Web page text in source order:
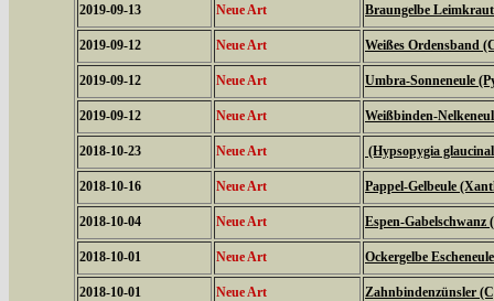
2019-09-13 Neue Art Braungelbe
2019-09-12 Neue Art Weißes Ordensband
2019-09-12 Neue Art Umbra-Sonneneule
2019-09-12 Neue Art Weißbinden-
2018-10-23 Neue Art (Hypsopygia
2018-10-16 Neue Art Pappel-Gelbeule
2018-10-04 Neue Art Espen-Gabelschwanz
2018-10-01 Neue Art Ockergelbe
2018-10-01 Neue Art Zahnbindenzünsler